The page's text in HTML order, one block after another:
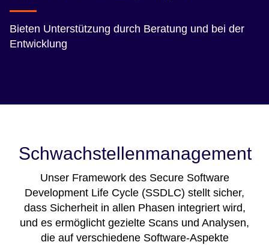
Bieten Unterstützung durch Beratung und bei der
Entwicklung
Schwachstellenmanagement
Unser Framework des Secure Software
Development Life Cycle (SSDLC) stellt sicher,
dass Sicherheit in allen Phasen integriert wird,
und es ermöglicht gezielte Scans und Analysen,
die auf verschiedene Software-Aspekte